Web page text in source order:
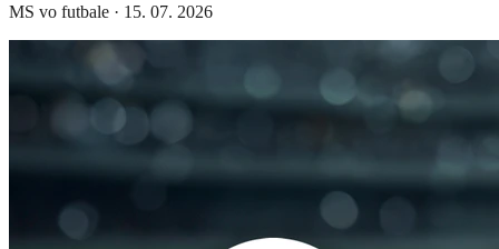
MS vo futbale · 15. 07. 2026